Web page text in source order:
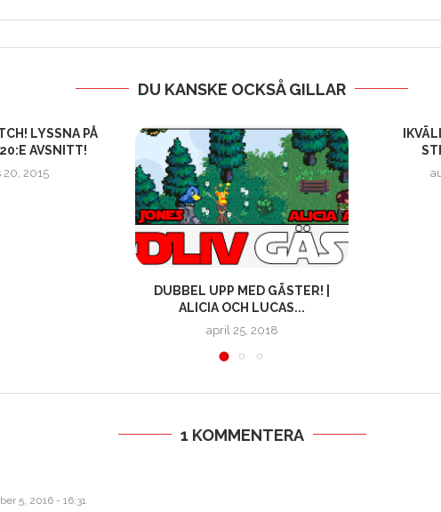
DU KANSKE OCKSÅ GILLAR
LYSSNA PÅ
AVSNITT!
20, 2015
DUBBEL UPP MED GÄSTER! |
ALICIA OCH LUCAS...
april 25, 2018
1 KOMMENTERA
5, 2016 - 16:31